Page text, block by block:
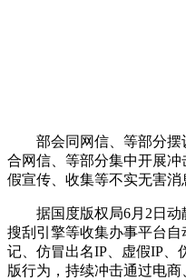
部会同网信、等部分摆设
合网信、等部分集中开展
假宣传、收集等不实无害消
据国度版权局6月2日动静
搜刮引擎等收集办事平台
记、仿冒出名IP、虚假IP、
版行为，持续冲击通过电